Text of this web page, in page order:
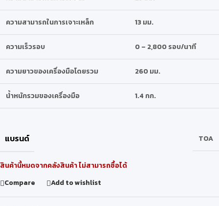
ความสามารถในการเจาะเหล็ก 13 มม.
ความเร็วรอบ 0 – 2,800 รอบ/นาที
ความยาวของเครื่องมือโดยรวม 260 มม.
น้ำหนักรวมของเครื่องมือ 1.4 กก.
แบรนด์ TOA
สินค้านี้หมดจากคลังสินค้า ไม่สามารถซื้อได้
Compare
Add to wishlist